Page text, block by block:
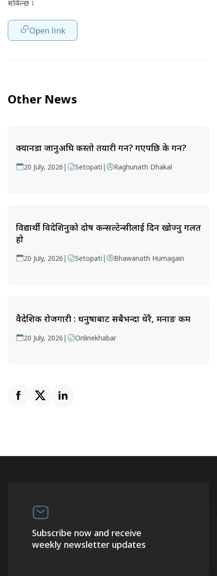
सकिन्छ ।
Open link
Other News
क्यानडा जानुअघि कस्तो तयारी गर्ने? गएपछि के गर्ने?
20 July, 2026 | Setopati | Raghunath Dhakal
विद्यार्थी विदेशिनुको दोष कन्सल्टेन्सीलाई दिन खोज्नु गलत
हो
20 July, 2026 | Setopati | Bhawanath Humagain
वैदेशिक रोजगारी : धनुषाबाट सबैभन्दा धेरै, मनाङ कम
20 July, 2026 | Onlinekhabar
Subscribe now and receive
weekly newsletter updates